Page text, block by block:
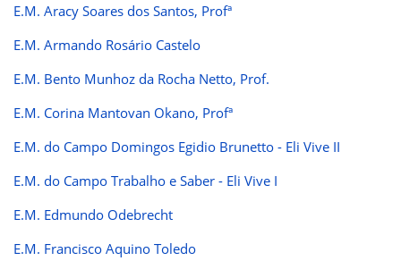
E.M. Aracy Soares dos Santos, Profª
E.M. Armando Rosário Castelo
E.M. Bento Munhoz da Rocha Netto, Prof.
E.M. Corina Mantovan Okano, Profª
E.M. do Campo Domingos Egidio Brunetto - Eli Vive II
E.M. do Campo Trabalho e Saber - Eli Vive I
E.M. Edmundo Odebrecht
E.M. Francisco Aquino Toledo